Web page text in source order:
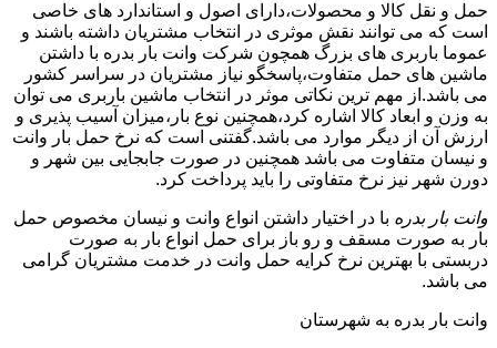
حمل و نقل کالا و محصولات،دارای اصول و استاندارد های خاصی
است که می توانند نقش موثری در انتخاب مشتریان داشته باشند و
عموما باربری های بزرگ همچون شرکت وانت بار بدره با داشتن
ماشین های حمل متفاوت،پاسخگو نیاز مشتریان در سراسر کشور
می باشد.از مهم ترین نکاتی موثر در انتخاب ماشین باربری می توان
به وزن و ابعاد کالا اشاره کرد،همچنین نوع بار،میزان آسیب پذیری و
ارزش آن از دیگر موارد می باشد.گفتنی است که نرخ حمل بار وانت
و نیسان متفاوت می باشد همچنین در صورت جابجایی بین شهر و
دورن شهر نیز نرخ متفاوتی را باید پرداخت کرد.
وانت بار بدره با در اختیار داشتن انواع وانت و نیسان مخصوص حمل
بار به صورت مسقف و رو باز برای حمل انواع بار به صورت
دربستی با بهترین نرخ کرایه حمل وانت در خدمت مشتریان گرامی
می باشد.
وانت بار بدره به شهرستان